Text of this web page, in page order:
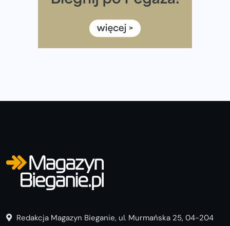
Rozbiegany Olsztyn szykuje się na weekend z
Już w tę sobotę 35. Bieg Powstania Warszawskiego.
Wystartuje rekordowa liczba uczestników
Redakcja Magazyn Bieganie, ul. Murmańska 25, 04-204